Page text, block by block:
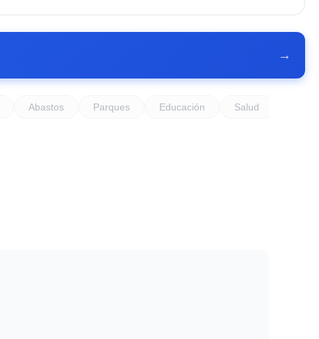
→
Abastos Parques Educación Salud